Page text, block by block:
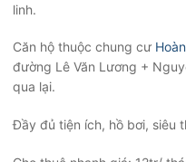
linh.
Căn hộ thuộc chung cư
đường Lê Văn Lương +
qua lại.
Đầy đủ tiện ích, hồ bơi, siêu